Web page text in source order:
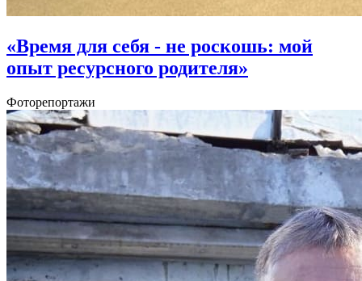
«Время для себя - не роскошь: мой
опыт ресурсного родителя»
Фоторепортажи